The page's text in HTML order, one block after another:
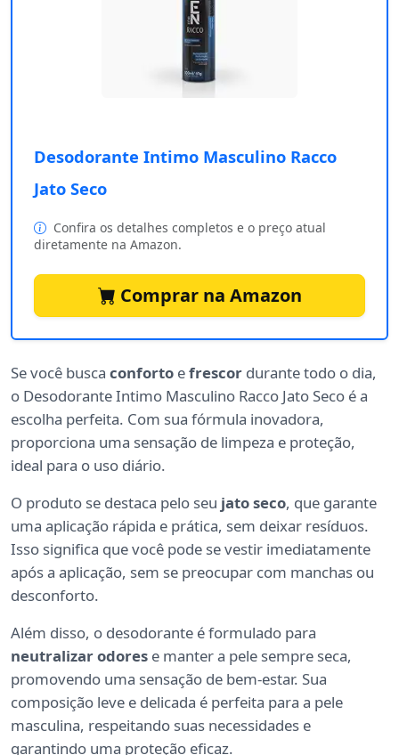
Desodorante Intimo Masculino Racco
Jato Seco
Confira os detalhes completos e o preço atual
diretamente na Amazon.
Comprar na Amazon
Se você busca conforto efrescor durante todo o dia,
o Desodorante Intimo Masculino Racco Jato Seco é a
escolha perfeita. Com sua fórmula inovadora,
proporciona uma sensação de limpeza e proteção,
ideal para o uso diário.
O produto se destaca pelo seu jato seco, que garante
uma aplicação rápida e prática, sem deixar resíduos.
Isso significa que você pode se vestir imediatamente
após a aplicação, sem se preocupar com manchas ou
desconforto.
Além disso, o desodorante é formulado para
neutralizar odores e manter a pele sempre seca,
promovendo uma sensação de bem-estar. Sua
composição leve e delicada é perfeita para a pele
masculina, respeitando suas necessidades e
garantindo uma proteção eficaz.